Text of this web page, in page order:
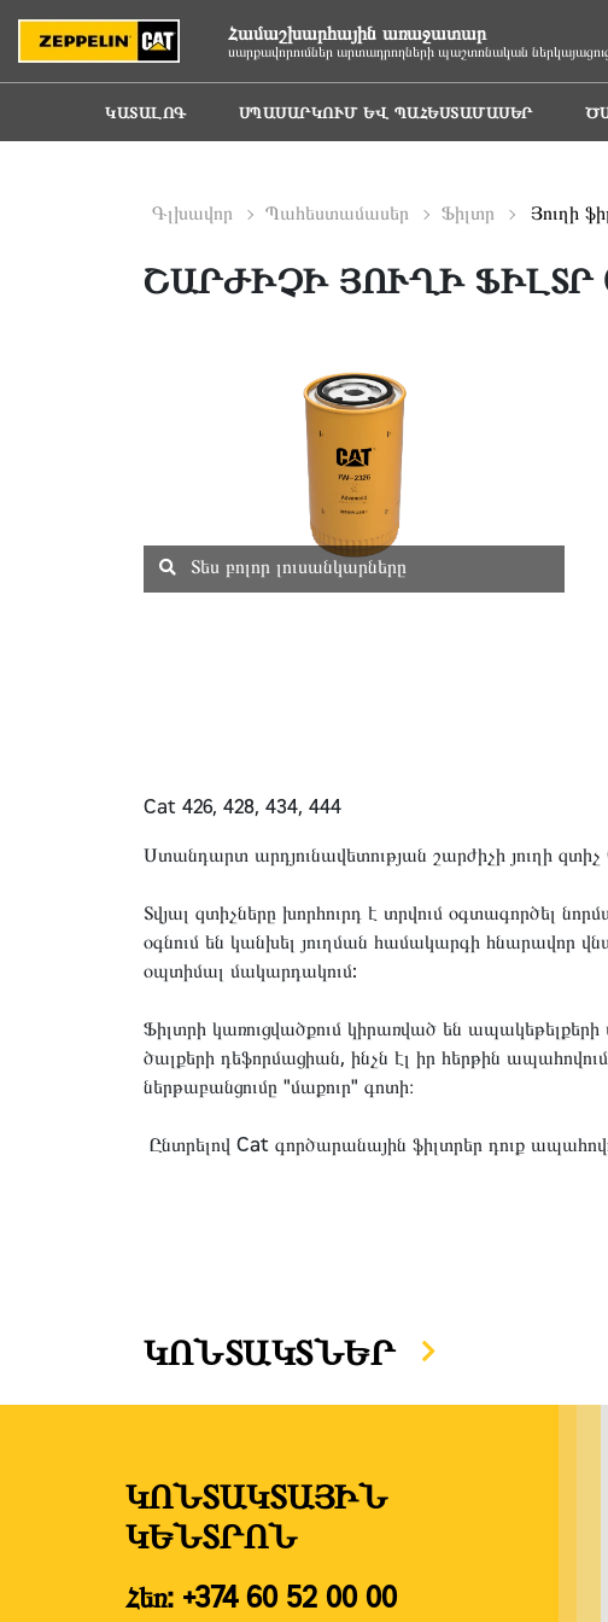
Համաշխարհային առաջատար
սարքավորումներ արտադրողների պաշտոնական
ԿԱՏԱԼՈԳ ՍՊԱՍԱՐԿՈՒՄ ԵՎ ՊԱՀԵՍՏԱՄԱՍԵՐ
Գլխավոր Պահեստամասեր Ֆիլտր Յուղի
ՇԱՐԺԻՉԻ ՅՈՒՂԻ ՖԻԼՏՐ
Տես բոլոր լուսանկարները
Cat 426, 428, 434, 444
Ստանդարտ արդյունավետության շարժիչի յուղի զտիչ
Տվյալ զտիչները խորհուրդ է տրվում օգտագործել
օգնում են կանխել յուղման համակարգի հնարավոր
օպտիմալ մակարդակում:
Ֆիլտրի կառուցվածքում կիրառված են
ծալքերի դեֆորմացիան, ինչն էլ իր հերթին
ներթաբանցումը "մաքուր" գոտի։
Ընտրելով Cat գործարանային ֆիլտրեր դուք
ԿՈՆՏԱԿՏՆԵՐ
ԿՈՆՏԱԿՏԱՅԻՆ
ԿԵՆՏՐՈՆ
Հեռ: +374 60 52 00 00